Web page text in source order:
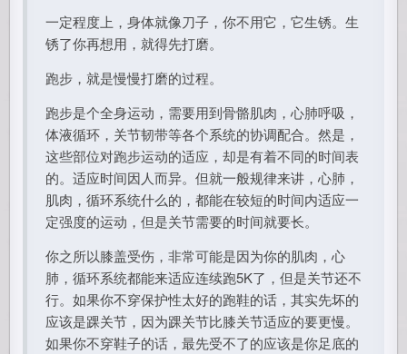
一定程度上，身体就像刀子，你不用它，它生锈。生
锈了你再想用，就得先打磨。
跑步，就是慢慢打磨的过程。
跑步是个全身运动，需要用到骨骼肌肉，心肺呼吸，
体液循环，关节韧带等各个系统的协调配合。然是，
这些部位对跑步运动的适应，却是有着不同的时间表
的。适应时间因人而异。但就一般规律来讲，心肺，
肌肉，循环系统什么的，都能在较短的时间内适应一
定强度的运动，但是关节需要的时间就要长。
你之所以膝盖受伤，非常可能是因为你的肌肉，心
肺，循环系统都能来适应连续跑5K了，但是关节还不
行。如果你不穿保护性太好的跑鞋的话，其实先坏的
应该是踝关节，因为踝关节比膝关节适应的要更慢。
如果你不穿鞋子的话，最先受不了的应该是你足底的